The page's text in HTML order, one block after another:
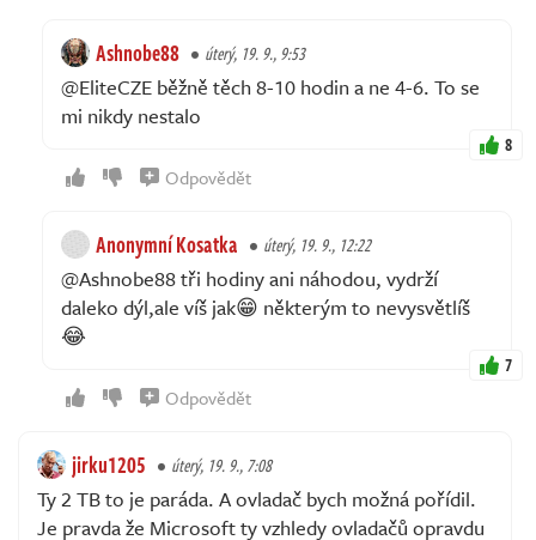
Ashnobe88 úterý, 19. 9., 9:53
@EliteCZE běžně těch 8-10 hodin a ne 4-6. To se
mi nikdy nestalo
8
Odpovědět
Anonymní Kosatka úterý, 19. 9., 12:22
@Ashnobe88 tři hodiny ani náhodou, vydrží
daleko dýl,ale víš jak😁 některým to nevysvětlíš
😂
7
Odpovědět
jirku1205 úterý, 19. 9., 7:08
Ty 2 TB to je paráda. A ovladač bych možná pořídil.
Je pravda že Microsoft ty vzhledy ovladačů opravdu